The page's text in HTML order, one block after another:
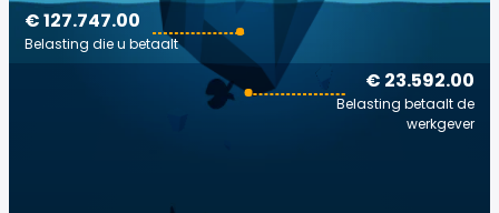
€ 23.592.00
Belasting betaalt de
werkgever
€ 127.747.00
Belasting die u betaalt